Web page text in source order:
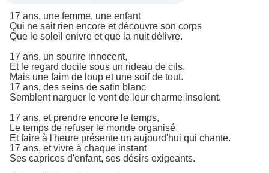
17 ans, une femme, une enfant
Qui ne sait rien encore et découvre son corps
Que le soleil enivre et que la nuit délivre.
17 ans, un sourire innocent,
Et le regard docile sous un rideau de cils,
Mais une faim de loup et une soif de tout.
17 ans, des seins de satin blanc
Semblent narguer le vent de leur charme insolent.
17 ans, et prendre encore le temps,
Le temps de refuser le monde organisé
Et faire à l'heure présente un aujourd'hui qui chante.
17 ans, et vivre à chaque instant
Ses caprices d'enfant, ses désirs exigeants.